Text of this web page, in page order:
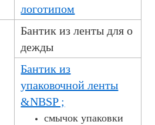
логотипом
Бантик из ленты для о
дежды
Бантик из
упаковочной ленты
&NBSP ;
смычок упаковки